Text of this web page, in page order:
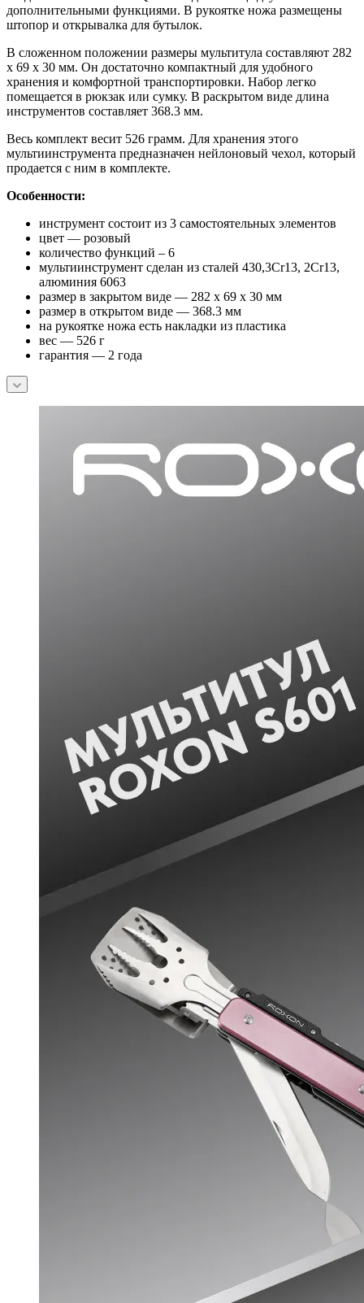
дополнительными функциями. В рукоятке ножа размещены
штопор и открывалка для бутылок.
В сложенном положении размеры мультитула составляют 282
x 69 x 30 мм. Он достаточно компактный для удобного
хранения и комфортной транспортировки. Набор легко
помещается в рюкзак или сумку. В раскрытом виде длина
инструментов составляет 368.3 мм.
Весь комплект весит 526 грамм. Для хранения этого
мультиинструмента предназначен нейлоновый чехол, который
продается с ним в комплекте.
Особенности:
инструмент состоит из 3 самостоятельных элементов
цвет — розовый
количество функций – 6
мультиинструмент сделан из сталей 430,3Cr13, 2Cr13,
алюминия 6063
размер в закрытом виде — 282 x 69 x 30 мм
размер в открытом виде — 368.3 мм
на рукоятке ножа есть накладки из пластика
вес — 526 г
гарантия — 2 года